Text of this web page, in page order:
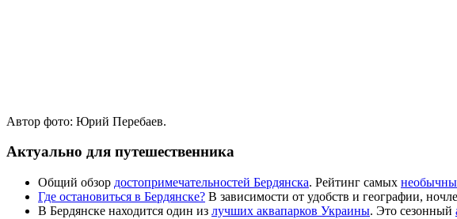
Автор фото: Юрий Перебаев.
Актуально для путешественника
Общий обзор достопримечательностей Бердянска. Рейтинг самых
Где остановиться в Бердянске? В зависимости от удобств и географии,
В Бердянске находится один из лучших аквапарков Украины. Это сезонный